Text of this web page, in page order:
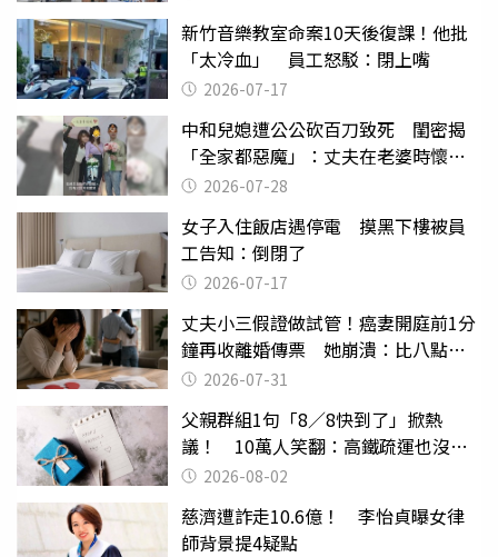
新竹音樂教室命案10天後復課！他批
「太冷血」 員工怒駁：閉上嘴
2026-07-17
中和兒媳遭公公砍百刀致死 閨密揭
「全家都惡魔」：丈夫在老婆時懷孕
摔東西
2026-07-28
女子入住飯店遇停電 摸黑下樓被員
工告知：倒閉了
2026-07-17
丈夫小三假證做試管！癌妻開庭前1分
鐘再收離婚傳票 她崩潰：比八點檔
還扯2026-07-31
父親群組1句「8／8快到了」掀熱
議！ 10萬人笑翻：高鐵疏運也沒列
父親節
2026-08-02
慈濟遭詐走10.6億！ 李怡貞曝女律
師背景提4疑點